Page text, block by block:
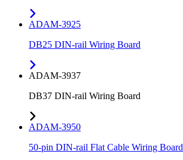
ADAM-3925
DB25 DIN-rail Wiring Board
ADAM-3937
DB37 DIN-rail Wiring Board
ADAM-3950
50-pin DIN-rail Flat Cable Wiring Board